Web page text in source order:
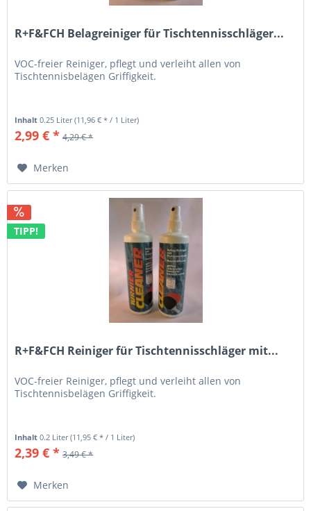
R+F&FCH Belagreiniger für Tischtennisschläger...
VOC-freier Reiniger, pflegt und verleiht allen von
Tischtennisbelägen Griffigkeit.
Inhalt0.25 Liter(11,96 € * / 1 Liter)
2,99 € * 4,29 € *
Merken
TIPP!
R+F&FCH Reiniger für Tischtennisschläger mit...
VOC-freier Reiniger, pflegt und verleiht allen von
Tischtennisbelägen Griffigkeit.
Inhalt0.2 Liter(11,95 € * / 1 Liter)
2,39 € * 3,49 € *
Merken